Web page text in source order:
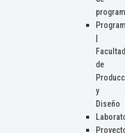
Facultad
de
y
Diseño